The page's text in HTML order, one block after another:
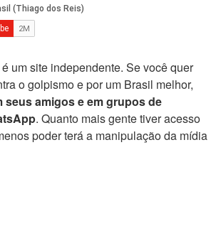
é um site independente. Se você quer
o golpismo e por um Brasil melhor,
seus amigos e em grupos de
. Quanto mais gente tiver acesso
poder terá a manipulação da mídia